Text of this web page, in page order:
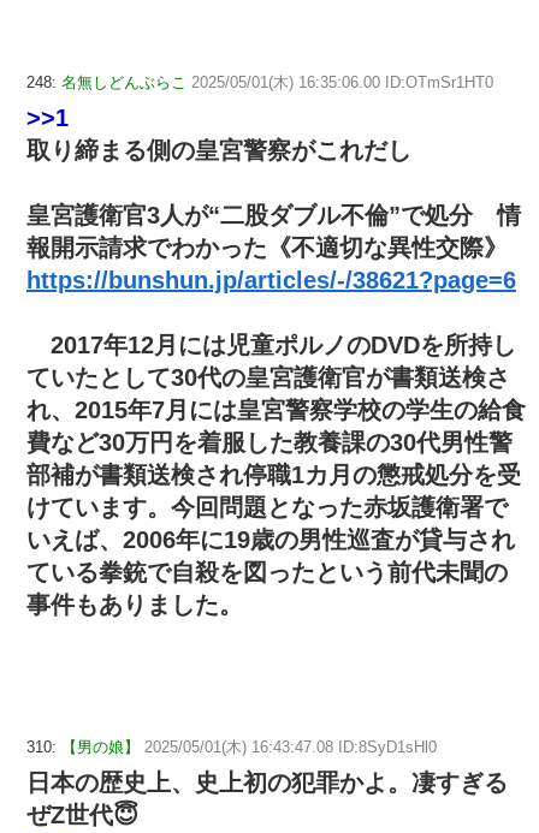
248: 名無しどんぶらこ 2025/05/01(木) 16:35:06.00 ID:OTmSr1HT0
>>1
取り締まる側の皇宮警察がこれだし
皇宮護衛官3人が“二股ダブル不倫”で処分 情
報開示請求でわかった《不適切な異性交際》
https://bunshun.jp/articles/-/38621?page=6
2017年12月には児童ポルノのDVDを所持し
ていたとして30代の皇宮護衛官が書類送検さ
れ、2015年7月には皇宮警察学校の学生の給食
費など30万円を着服した教養課の30代男性警
部補が書類送検され停職1カ月の懲戒処分を受
けています。今回問題となった赤坂護衛署で
いえば、2006年に19歳の男性巡査が貸与され
ている拳銃で自殺を図ったという前代未聞の
事件もありました。
310: 【男の娘】 2025/05/01(木) 16:43:47.08 ID:8SyD1sHl0
日本の歴史上、史上初の犯罪かよ。凄すぎる
ぜZ世代😇